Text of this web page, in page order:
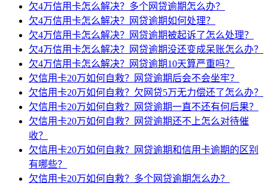
欠4万信用卡怎么解决？多个网贷逾期怎么办？
欠4万信用卡怎么解决？网贷逾期如何处理？
欠4万信用卡怎么解决？网贷逾期被起诉了怎么处理？
欠4万信用卡怎么解决？网贷逾期没还变成呆账怎么办？
欠4万信用卡怎么解决？网贷逾期10天算严重吗？
欠信用卡20万如何自救？网贷逾期后会不会坐牢？
欠信用卡20万如何自救？欠网贷5万无力偿还了怎么办？
欠信用卡20万如何自救？网贷逾期一直不还有何后果？
欠信用卡20万如何自救？网贷逾期还不上怎么对待催
收？
欠信用卡20万如何自救？网贷逾期和信用卡逾期的区别
有哪些？
欠信用卡20万如何自救？多个网贷逾期怎么办？